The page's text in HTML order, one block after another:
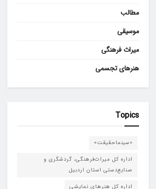
مطالب
موسیقی
میراث فرهنگی
هنرهای تجسمی
Topics
«سینماحقیقت»
اداره کل میراث‌فرهنگی، گردشگری و
صنایع‌دستی استان اردبیل
اداره کل هنرهای نمایشی